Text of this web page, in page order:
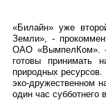
«Билайн» уже
Земли», -
ОАО «ВымпелКом». -
готовы принимать
природных
эко-дружественном
один час субботнего